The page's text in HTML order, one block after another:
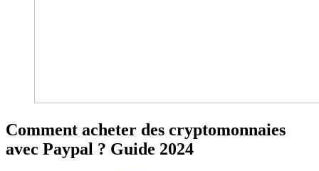
Comment acheter des cryptomonnaies
avec Paypal ? Guide 2024